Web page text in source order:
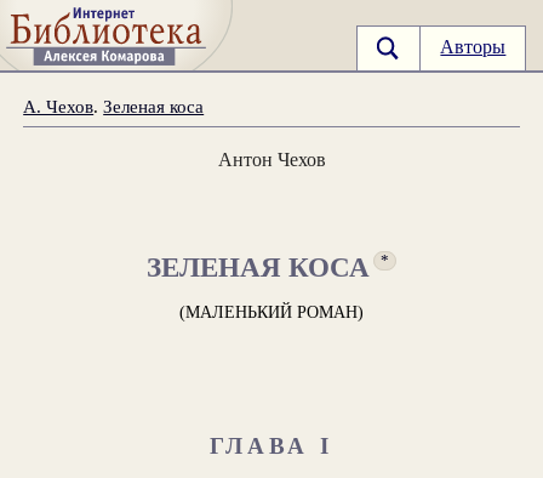
Авторы
А. Чехов.Зеленая коса
Антон Чехов
ЗЕЛЕНАЯ КОСА *
(МАЛЕНЬКИЙ РОМАН)
ГЛАВА I